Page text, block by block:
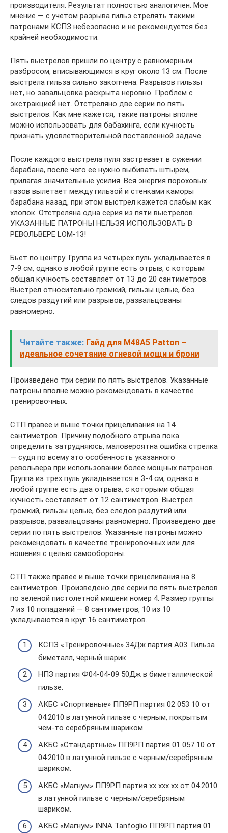
производителя. Результат полностью аналогичен. Мое
мнение — с учетом разрыва гильз стрелять такими
патронами КСПЗ небезопасно и не рекомендуется без
крайней необходимости.
Пять выстрелов пришли по центру с равномерным
разбросом, вписывающимся в круг около 13 см. После
выстрела гильза сильно закопчена. Разрывов гильзы
нет, но завальцовка раскрыта неровно. Проблем с
экстракцией нет. Отстреляно две серии по пять
выстрелов. Как мне кажется, такие патроны вполне
можно использовать для бабахинга, если кучность
признать удовлетворительной поставленной задаче.
После каждого выстрела пуля застревает в сужении
барабана, после чего ее нужно выбивать штырем,
прилагая значительные усилия. Вся энергия пороховых
газов вылетает между гильзой и стенками каморы
барабана назад, при этом выстрел кажется слабым как
хлопок. Отстреляна одна серия из пяти выстрелов.
УКАЗАННЫЕ ПАТРОНЫ НЕЛЬЗЯ ИСПОЛЬЗОВАТЬ В
РЕВОЛЬВЕРЕ LOM-13!
Бьет по центру. Группа из четырех пуль укладывается в
7-9 см, однако в любой группе есть отрыв, с которым
общая кучность составляет от 13 до 20 сантиметров.
Выстрел относительно громкий, гильзы целые, без
следов раздутий или разрывов, развальцованы
равномерно.
Читайте также: Гайд для M48A5 Patton –
идеальное сочетание огневой мощи и брони
Произведено три серии по пять выстрелов. Указанные
патроны вполне можно рекомендовать в качестве
тренировочных.
СТП правее и выше точки прицеливания на 14
сантиметров. Причину подобного отрыва пока
определить затрудняюсь, маловероятна ошибка стрелка
— судя по всему это особенность указанного
револьвера при использовании более мощных патронов.
Группа из трех пуль укладывается в 3-4 см, однако в
любой группе есть два отрыва, с которыми общая
кучность составляет от 12 сантиметров. Выстрел
громкий, гильзы целые, без следов раздутий или
разрывов, развальцованы равномерно. Произведено две
серии по пять выстрелов. Указанные патроны можно
рекомендовать в качестве тренировочных или для
ношения с целью самообороны.
СТП также правее и выше точки прицеливания на 8
сантиметров. Произведено две серии по пять выстрелов
по зеленой пистолетной мишени номер 4. Размер группы
7 из 10 попаданий — 8 сантиметров, 10 из 10
укладываются в круг 16 сантиметров.
КСПЗ «Тренировочные» 34Дж партия А03. Гильза
биметалл, черный шарик.
НПЗ партия Ф04-04-09 50Дж в биметаллической
гильзе.
АКБС «Спортивные» ПП9РП партия 02 053 10 от
04.2010 в латунной гильзе с черным, покрытым
чем-то серебряным шариком.
АКБС «Стандартные» ПП9РП партия 01 057 10 от
04.2010 в латунной гильзе с черным/серебряным
шариком.
АКБС «Магнум» ПП9РП партия xx xxx xx от 04.2010
в латунной гильзе с черным/серебряным
шариком.
АКБС «Магнум» INNA Tanfoglio ПП9РП партия 01